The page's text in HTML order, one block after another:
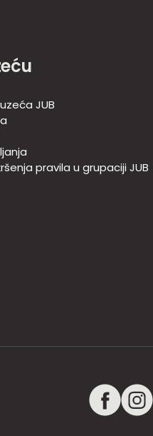
JUB
pravila u grupaciji JUB